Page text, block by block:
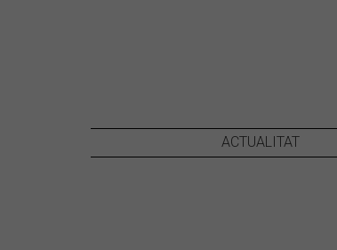
ACTUALITAT